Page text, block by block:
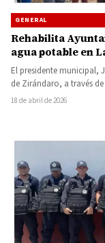
GENERAL
Rehabilita
agua potable en
El presidente municipal,
de Zirándaro, a través
18 de abril de 2026